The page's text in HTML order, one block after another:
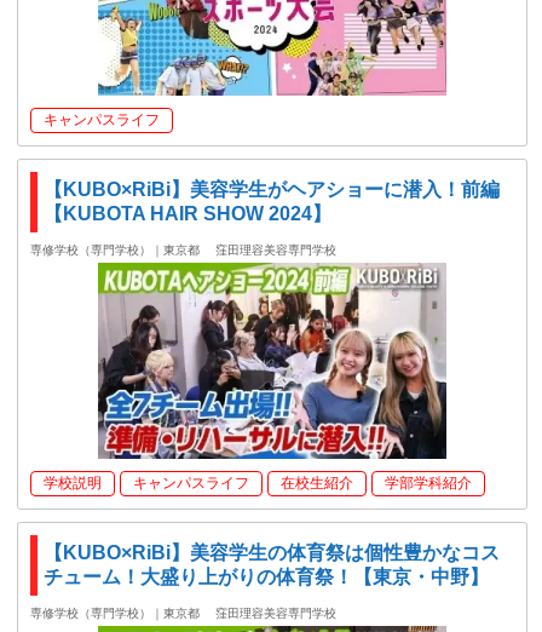
キャンパスライフ
【KUBO×RiBi】美容学生がヘアショーに潜入！前編
【KUBOTA HAIR SHOW 2024】
専修学校（専門学校）｜東京都 窪田理容美容専門学校
学校説明 キャンパスライフ 在校生紹介 学部学科紹介
【KUBO×RiBi】美容学生の体育祭は個性豊かなコス
チューム！大盛り上がりの体育祭！【東京・中野】
専修学校（専門学校）｜東京都 窪田理容美容専門学校